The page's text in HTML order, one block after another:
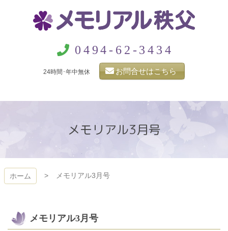
キ
メモリアル秩父
0494-62-3434
24時間･年中無休 お問合せはこちら
メモリアル3月号
ホーム メモリアル3月号
メモリアル3月号